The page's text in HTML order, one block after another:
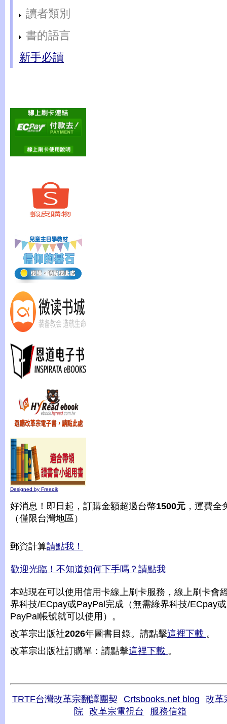
讀者類別
書的語言
新手必讀
Designed by Freepik
好消息！即日起，訂購金額超過台幣1500元 ，運費全
（僅限台灣地區）
郵資計算請點我！
歡迎光臨！不知道如何下手嗎？請點我
本站現在可以使用信用卡線上刷卡服務，線上刷卡會
界科技/ECpay或PayPal完成（無需綠界科技/ECpay或
PayPal帳號就可以使用）。
改革宗出版社2026年圖書目錄。請點擊這裡下載 。
改革宗出版社訂購單：請點擊這裡下載 。
TRTF台灣改革宗翻譯團契 Crtsbooks.net blog
改革
院
改革宗電視台 服務信箱